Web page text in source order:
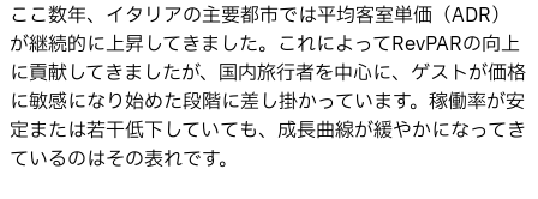
ここ数年、イタリアの主要都市では平均客室単価（ADR）
が継続的に上昇してきました。これによってRevPARの向上
に貢献してきましたが、国内旅行者を中心に、ゲストが価格
に敏感になり始めた段階に差し掛かっています。稼働率が安
定または若干低下していても、成長曲線が緩やかになってき
ているのはその表れです。